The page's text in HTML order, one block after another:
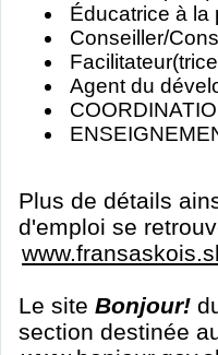
Éducatrice à la
Conseiller/
Agent du
Plus de détails
d'emploi se
Le site Bonjour!
section destinée